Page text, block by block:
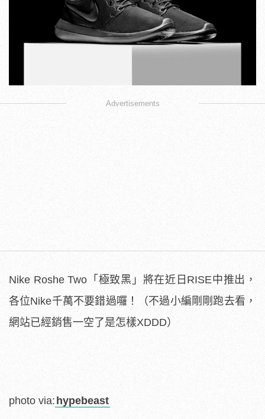
Advertisements
Nike Roshe Two 「極致黑」將在近日RISE中推出，
各位Nike千萬不要錯過囉！（不過小編剛剛跑去看，
網站已經銷售一空了是怎樣XDDD）
photo via: hypebeast